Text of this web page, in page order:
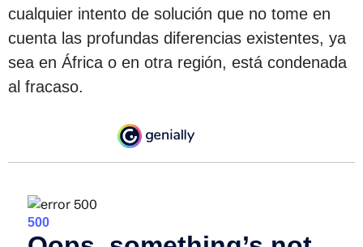
cualquier intento de solución que no tome en
cuenta las profundas diferencias existentes, ya
sea en África o en otra región, está condenada
al fracaso.